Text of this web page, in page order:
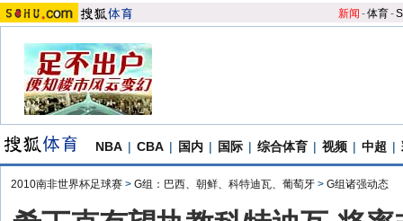
新闻 -体育-S
NBA | CBA | 国内 | 国际 | 综合体育 | 视频 | 中超 |
2010南非世界杯足球赛 > G组：巴西、朝鲜、科特迪瓦、葡萄牙 > G组诸强动态